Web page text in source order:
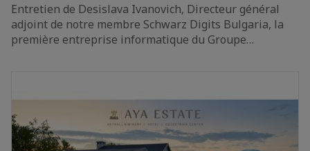
Entretien de Desislava Ivanovich, Directeur général
adjoint de notre membre Schwarz Digits Bulgaria, la
première entreprise informatique du Groupe…